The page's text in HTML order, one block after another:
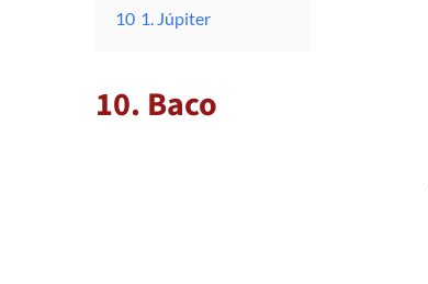
10 1. Júpiter
10. Baco